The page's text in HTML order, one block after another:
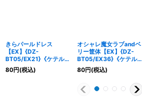
きらパールドレス
【EX】{DZ-
BT05/EX21}《ケテルサ
ンクチュアリ》
80円(税込)
オシャレ魔女ラブandベ
リー筐体【EX】{DZ-
BT05/EX36}《ケテルサ
ンクチュアリ》
80円(税込)